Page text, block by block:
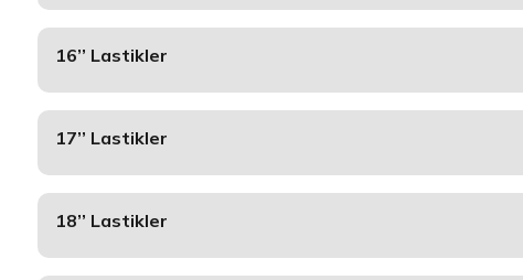
16’’ Lastikler
17’’ Lastikler
18’’ Lastikler